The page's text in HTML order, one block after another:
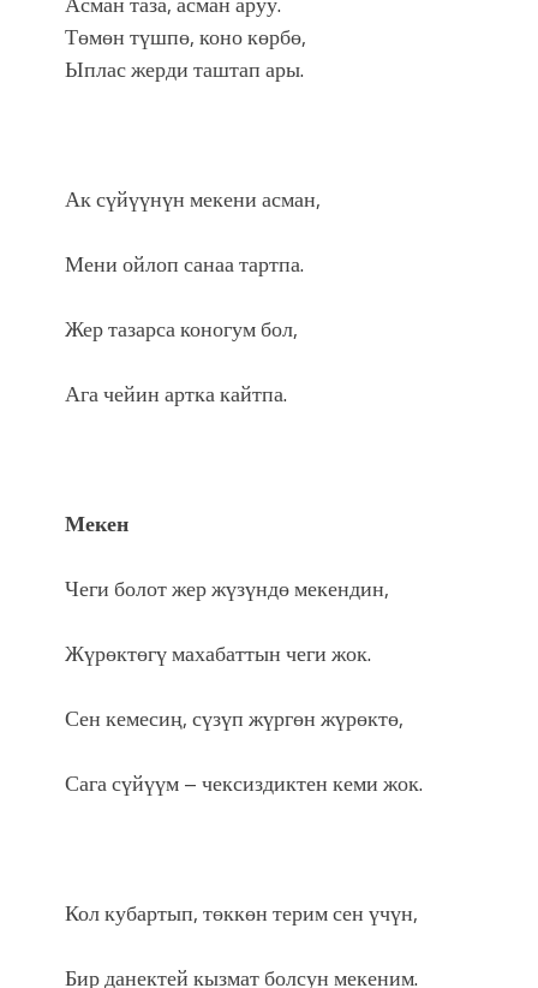
Төмөн түшпө, коно көрбө,
Ыплас жерди таштап ары.
Ак сүйүүнүн мекени асман,
Мени ойлоп санаа тартпа.
Жер тазарса коногум бол,
Ага чейин артка кайтпа.
Мекен
Чеги болот жер жүзүндө мекендин,
Жүрөктөгү махабаттын чеги жок.
Сен кемесиң, сүзүп жүргөн жүрөктө,
Сага сүйүүм – чексиздиктен кеми жок.
Кол кубартып, төккөн терим сен үчүн,
Бир данектей кызмат болсун мекеним.